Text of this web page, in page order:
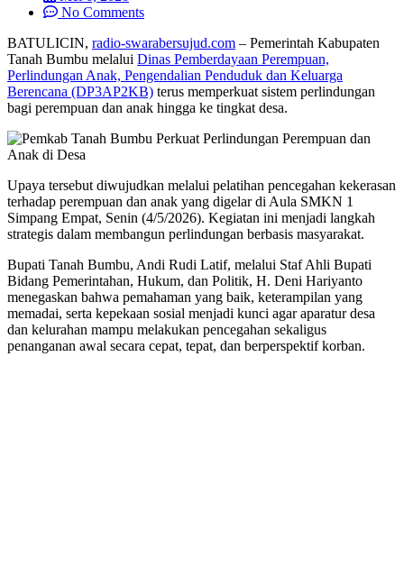
No Comments
BATULICIN, radio-swarabersujud.com – Pemerintah Kabupaten
Tanah Bumbu melalui Dinas Pemberdayaan Perempuan,
Perlindungan Anak, Pengendalian Penduduk dan Keluarga
Berencana (DP3AP2KB) terus memperkuat sistem perlindungan
bagi perempuan dan anak hingga ke tingkat desa.
Upaya tersebut diwujudkan melalui pelatihan pencegahan kekerasan
terhadap perempuan dan anak yang digelar di Aula SMKN 1
Simpang Empat, Senin (4/5/2026). Kegiatan ini menjadi langkah
strategis dalam membangun perlindungan berbasis masyarakat.
Bupati Tanah Bumbu, Andi Rudi Latif, melalui Staf Ahli Bupati
Bidang Pemerintahan, Hukum, dan Politik, H. Deni Hariyanto
menegaskan bahwa pemahaman yang baik, keterampilan yang
memadai, serta kepekaan sosial menjadi kunci agar aparatur desa
dan kelurahan mampu melakukan pencegahan sekaligus
penanganan awal secara cepat, tepat, dan berperspektif korban.